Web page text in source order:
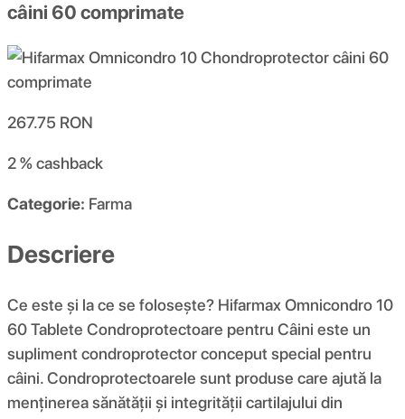
câini 60 comprimate
267.75 RON
2 %cashback
Categorie: Farma
Descriere
Ce este și la ce se folosește? Hifarmax Omnicondro 10
60 Tablete Condroprotectoare pentru Câini este un
supliment condroprotector conceput special pentru
câini. Condroprotectoarele sunt produse care ajută la
menținerea sănătății și integrității cartilajului din